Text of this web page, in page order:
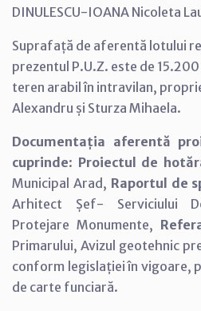
DINULESCU-IOANA Nicoleta
Suprafață de aferentă lotului
prezentul P.U.Z. este de
teren arabil în intravilan,
Alexandru și Sturza Mihaela.
Documentația aferentă
cuprinde: Proiectul de
Municipal Arad, Raportul de
Arhitect Șef- Serviciului
Protejare Monumente,
Primarului, Avizul geotehnic
conform legislației în vigoare,
de carte funciară.